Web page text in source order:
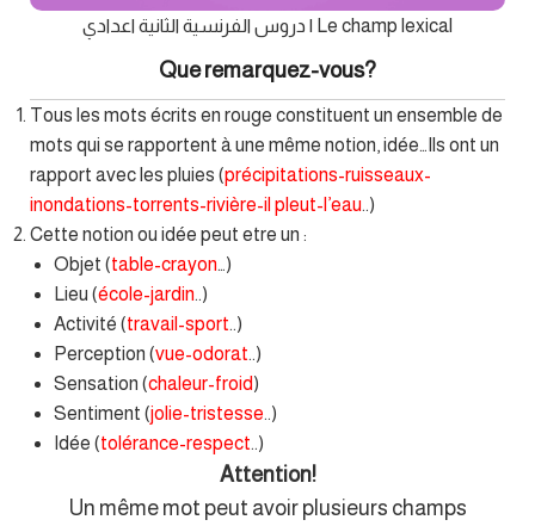
دروس الفرنسية الثانية اعدادي | Le champ lexical
Que remarquez-vous?
Tous les mots écrits en rouge constituent un ensemble de
mots qui se rapportent à une même notion, idée…Ils ont un
rapport avec les pluies (précipitations-ruisseaux-
inondations-torrents-rivière-il pleut-l’eau..)
Cette notion ou idée peut etre un :
Objet (table-crayon…)
Lieu (école-jardin..)
Activité (travail-sport..)
Perception (vue-odorat..)
Sensation (chaleur-froid)
Sentiment (jolie-tristesse..)
Idée (tolérance-respect..)
Attention!
Un même mot peut avoir plusieurs champs